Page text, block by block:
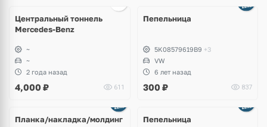
Центральный тоннель
Mercedes-Benz
~
~
2 года назад
4,000 ₽ 611
Пепельница
5K08579619B9 +3
VW
6 лет назад
300 ₽ 837
Планка/накладка/молдинг
Пепельница